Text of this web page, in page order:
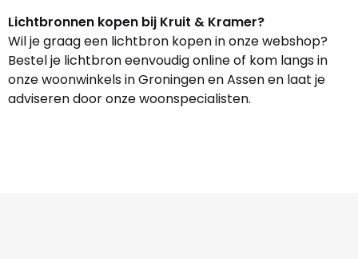
Lichtbronnen kopen bij Kruit & Kramer?
Wil je graag een lichtbron kopen in onze webshop?
Bestel je lichtbron eenvoudig online of kom langs in
onze woonwinkels in Groningen en Assen en laat je
adviseren door onze woonspecialisten.